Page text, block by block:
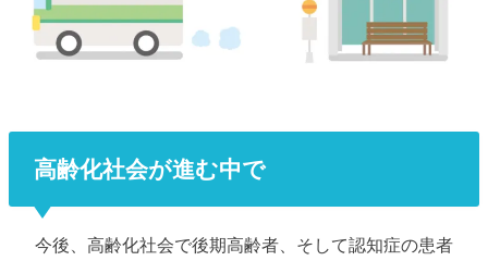
高齢化社会が進む中で
今後、高齢化社会で後期高齢者、そして認知症の患者